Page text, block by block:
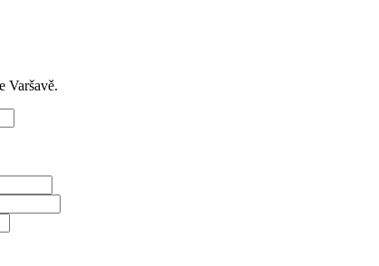
Varšavě.